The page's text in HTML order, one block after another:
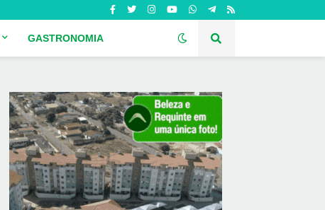
GASTRONOMIA